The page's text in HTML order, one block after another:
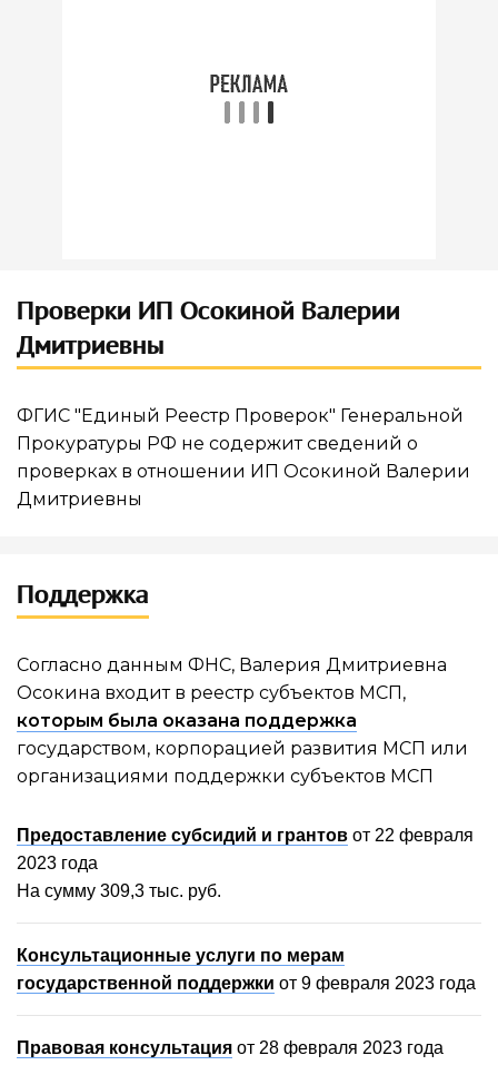
Проверки ИП Осокиной Валерии
Дмитриевны
ФГИС "Единый Реестр Проверок" Генеральной
Прокуратуры РФ не содержит сведений о
проверках в отношении ИП Осокиной Валерии
Дмитриевны
Поддержка
Согласно данным ФНС, Валерия Дмитриевна
Осокина входит в реестр субъектов МСП,
которым была оказана поддержка
государством, корпорацией развития МСП или
организациями поддержки субъектов МСП
Предоставление субсидий и грантов от 22 февраля
2023 года
На сумму 309,3 тыс. руб.
Консультационные услуги по мерам
государственной поддержки от 9 февраля 2023 года
Правовая консультация от 28 февраля 2023 года